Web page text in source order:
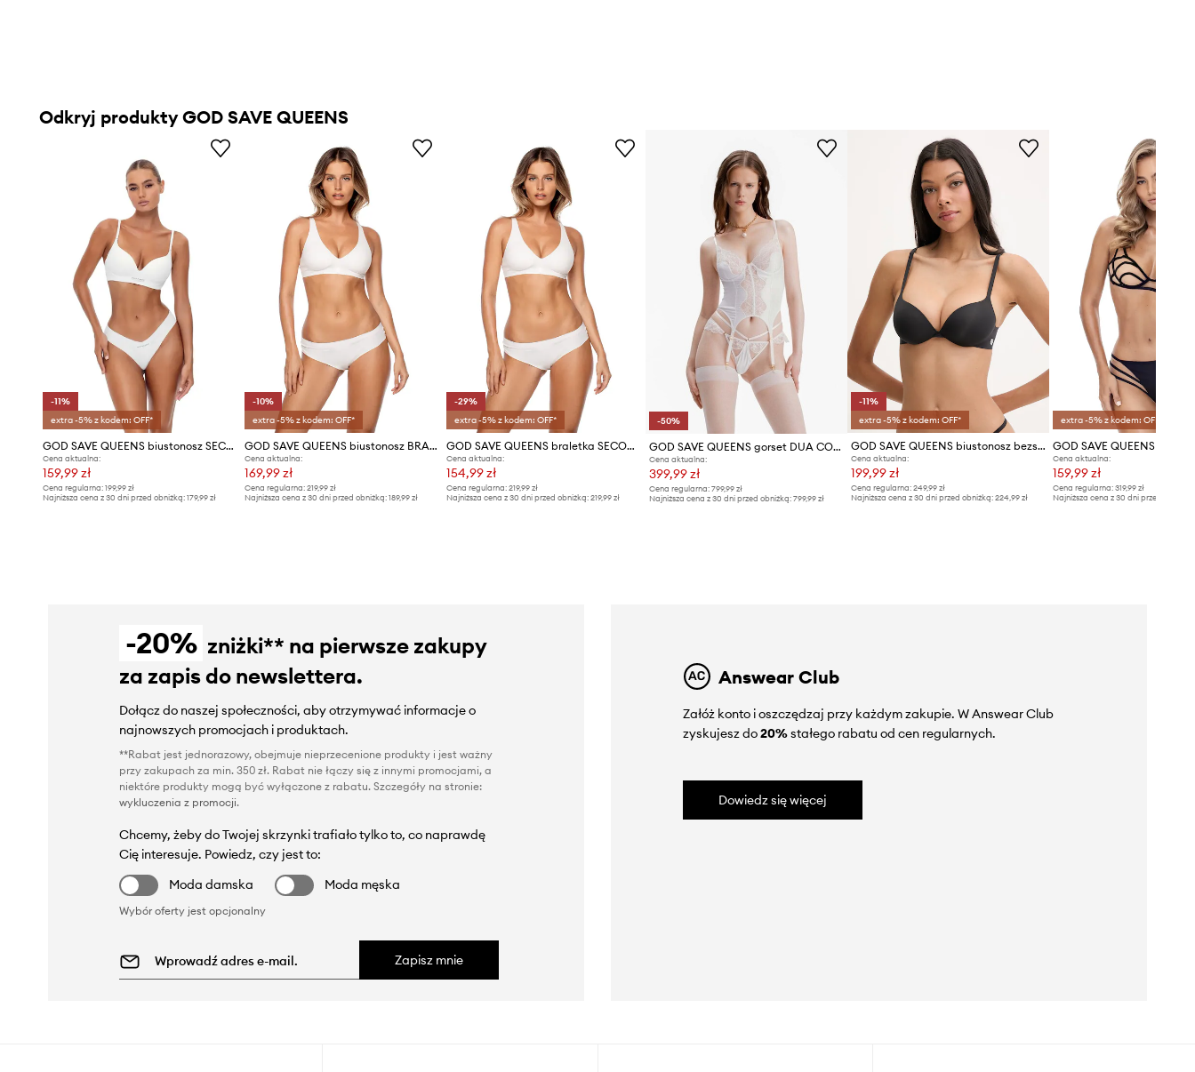
Odkryj produkty GOD SAVE QUEENS
-11%
extra -5% z kodem: OFF*
GOD SAVE QUEENS biustonosz SECOND SKIN BRA WIRE-FREE
Cena aktualna:
159,99 zł
Cena regularna: 199,99 zł
Najniższa cena z 30 dni przed obniżką: 179,99 zł
-10%
extra -5% z kodem: OFF*
GOD SAVE QUEENS biustonosz BRALETTE PUSH UP
Cena aktualna:
169,99 zł
Cena regularna:219,99 zł
Najniższa cena z 30 dni przed obniżką:189,99 zł
-29%
extra -5% z kodem: OFF*
GOD SAVE QUEENS braletka SECOND SKIN BRALETTE PUSH UP
Cena aktualna:
154,99 zł
Cena regularna: 219,99 zł
Najniższa cena z 30 dni przed obniżką: 219,99 zł
-50%
GOD SAVE QUEENS gorset DUA CORSET
Cena aktualna:
399,99 zł
Cena regularna: 799,99 zł
Najniższa cena z 30 dni przed obniżką: 799,99 zł
-11%
extra -5% z kodem: OFF*
GOD SAVE QUEENS biustonosz bezszwowy ULTIMATE PUSH-UP BRA
Cena aktualna:
199,99 zł
Cena regularna:249,99 zł
Najniższa cena z 30 dni przed obniżką:224,99 zł
extra -5% z kodem: OFF*
Cena aktualna:
159,99 zł
Cena regularna: 319,99 zł
Najniższa cena z 30 dni przed obniżką:
-20% zniżki** na pierwsze zakupy
za zapis do newslettera.
Dołącz do naszej społeczności, aby otrzymywać informacje o
najnowszych promocjach i produktach.
**Rabat jest jednorazowy, obejmuje nieprzecenione produkty i jest ważny
przy zakupach za min. 350 zł. Rabat nie łączy się z innymi promocjami, a
niektóre produkty mogą być wyłączone z rabatu. Szczegóły na stronie:
wykluczenia z promocji.
Chcemy, żeby do Twojej skrzynki trafiało tylko to, co naprawdę
Cię interesuje. Powiedz, czy jest to:
Moda damska
Moda męska
Wybór oferty jest opcjonalny
Zapisz mnie
Answear Club
Załóż konto i oszczędzaj przy każdym zakupie. W Answear Club
zyskujesz do20%stałego rabatu od cen regularnych.
Dowiedz się więcej